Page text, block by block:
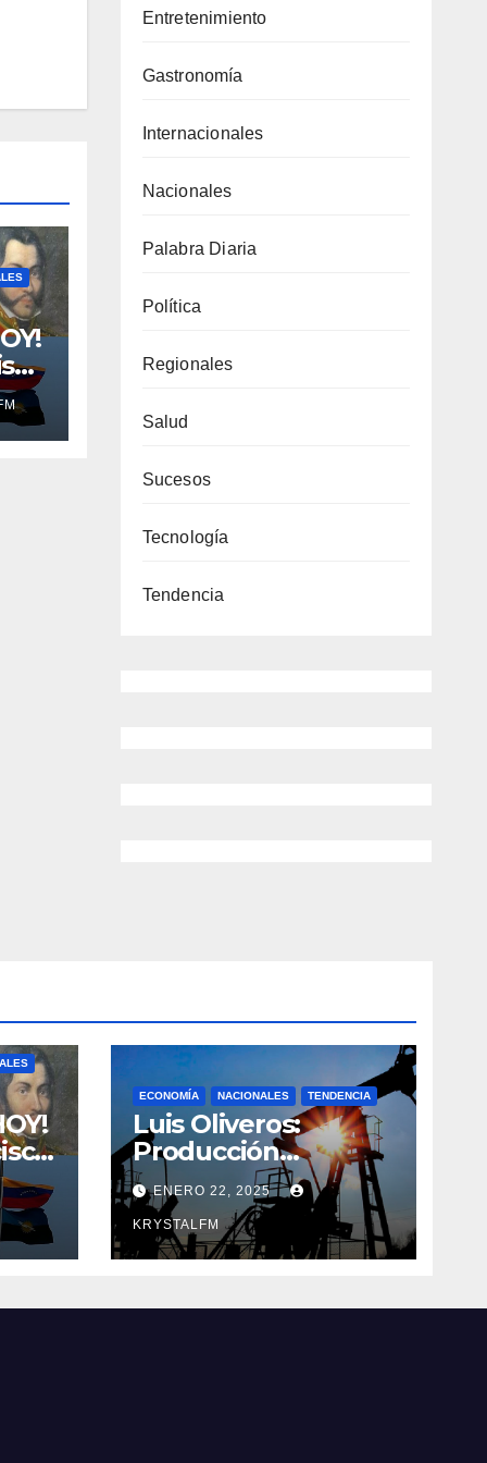
de
Entretenimiento
Gastronomía
Internacionales
Nacionales
Palabra Diaria
Política
Regionales
Salud
Sucesos
Tecnología
Tendencia
de
ECONOMÍA NACIONALES TENDENCIA
Luis Oliveros:
Producción
petrolera podría
caer en 30% si EEUU
elimina las licencias
a Venezuela
ENERO 22, 2025
KRYSTALFM